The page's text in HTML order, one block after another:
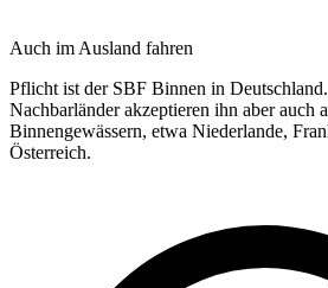
Auch im Ausland fahren
Pflicht ist der SBF Binnen in
Nachbarländer akzeptieren ihn aber auch
Binnengewässern, etwa Niederlande,
Österreich.